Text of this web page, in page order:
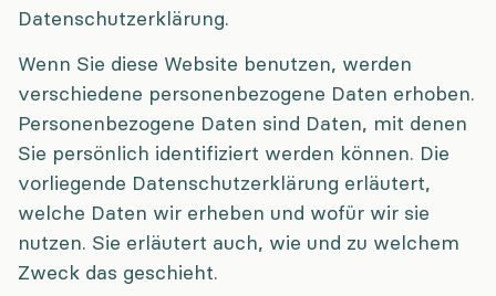
Datenschutzerklärung.
Wenn Sie diese Website benutzen, werden
verschiedene personenbezogene Daten erhoben.
Personenbezogene Daten sind Daten, mit denen
Sie persönlich identifiziert werden können. Die
vorliegende Datenschutzerklärung erläutert,
welche Daten wir erheben und wofür wir sie
nutzen. Sie erläutert auch, wie und zu welchem
Zweck das geschieht.